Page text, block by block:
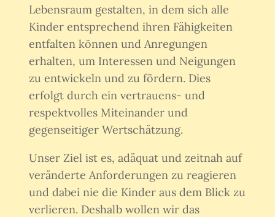
Lebensraum gestalten, in dem sich alle
Kinder entsprechend ihren Fähigkeiten
entfalten können und Anregungen
erhalten, um Interessen und Neigungen
zu entwickeln und zu fördern. Dies
erfolgt durch ein vertrauens- und
respektvolles Miteinander und
gegenseitiger Wertschätzung.
Unser Ziel ist es, adäquat und zeitnah auf
veränderte Anforderungen zu reagieren
und dabei nie die Kinder aus dem Blick zu
verlieren. Deshalb wollen wir das